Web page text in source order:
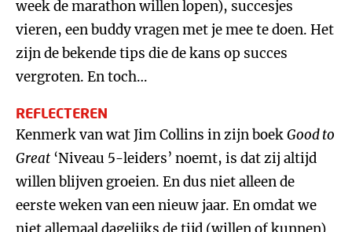
week de marathon willen lopen), succesjes
vieren, een buddy vragen met je mee te doen. Het
zijn de bekende tips die de kans op succes
vergroten. En toch…
REFLECTEREN
Kenmerk van wat Jim Collins in zijn boekGood to
Great ‘Niveau 5-leiders’ noemt, is dat zij altijd
willen blijven groeien. En dus niet alleen de
eerste weken van een nieuw jaar. En omdat we